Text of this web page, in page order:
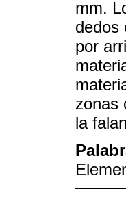
mm.
dedos
por
zonas
la